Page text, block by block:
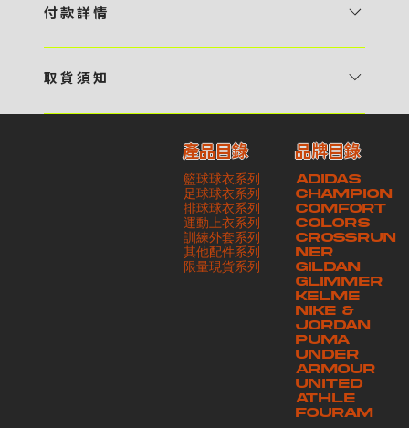
預 約 〉，參看官網上的商品目錄和作品照片去選擇心儀的款式，同時可
報價 貴客可透過電郵方式或 WhatsApp 平台提交定製資料，4AM 團
相關價目，貴客最終確認後將獲取正式完整單據，請安排繳付貨款訂金以
啟動貨品製作 4 / 商品印製 訂金核實後，4AM 團隊將隨即開始製作 5
/ 貨品提取 商品製作完成後，4AM 團隊將聯絡貴客安排貨款餘額及提取
貨品。貴客可選擇最適合的付款方式以及取貨安排
付 款 詳 情
・ Payme ・ 現金機入數 ・ 銀行櫃檯入數 ・ ATM自動櫃員機轉帳 ・
交易單據。如貴客欲更改電郵地址，請與 4AM 團隊聯絡 - 貴客的付款
記錄可透過電郵 或 WhatsApp平台（ 請註明訂單編號 ）交予4AM 團
隊核實有關款項 - 任何轉帳或換匯交易手續費等額外費用，一概不歸屬
本公司之責任 - 貴客請於收獲本公司正式訂購單據後 3 個工作天內安排
付款。如未能按期繳付所需款項，貴客須緻交因逾期所衍生之額外行政費
取 貨 須 知
請與4AM團隊職員聯絡預約取貨時間｜​ ・ GoGoVan ｜即日完成配送
服務｜運費由貴客現金支付司機｜ ・ 順豐速運 ｜貨件運送需要多於2－
3個工作天｜到付｜​ - 貴客請於貨品可取日起之 10 個工作天內安排提取
貨品，如逾期未取，本公司將不予保存相關貨品。有關貨款訂金將不予歸
還，貴客仍須負責貨款餘額 - 貴客請於收貨時小心核對貨品數量及檢查
貨品品質 - 基於 S.F. Express / GoGoVan 等託運商為第三方服務，
本公司將保證貨品安全到達第三方手中。如第三方在運送過程中引致任何
有關貨品之遺失、損毀、誤投或運送延誤，本公司一律不負責
產品目錄
籃球球衣系列
足球球衣系列
排球球衣系列
運動上衣系列
訓練外套系列
其他配件系列
​限量現貨系列
ADIDAS
CHAMPION
COMFORT
COLORS
CROSSRUN
NER
GILDAN
GLIMMER
KELME
NIKE &
JORDAN
PUMA
UNDER
ARMOUR
UNITED
ATHLE
FOURAM
品牌目錄